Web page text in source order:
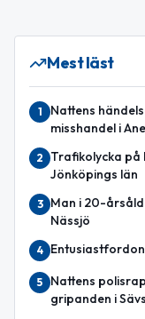
Mest läst
1
Nattens
misshandel i
2
Trafikolycka på
Jönköpings län
3
Man i 20-
Nässjö
4
5
Nattens
gripanden i